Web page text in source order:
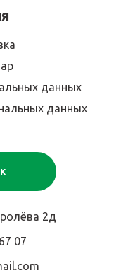
данных
данных
2д
07